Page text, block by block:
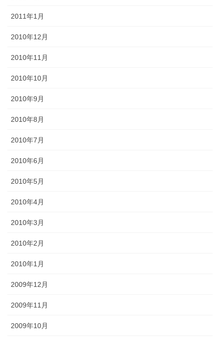
2011年1月
2010年12月
2010年11月
2010年10月
2010年9月
2010年8月
2010年7月
2010年6月
2010年5月
2010年4月
2010年3月
2010年2月
2010年1月
2009年12月
2009年11月
2009年10月